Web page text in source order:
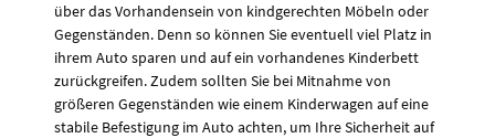
über das Vorhandensein von kindgerechten Möbeln oder
Gegenständen. Denn so können Sie eventuell viel Platz in
ihrem Auto sparen und auf ein vorhandenes Kinderbett
zurückgreifen. Zudem sollten Sie bei Mitnahme von
größeren Gegenständen wie einem Kinderwagen auf eine
stabile Befestigung im Auto achten, um Ihre Sicherheit auf